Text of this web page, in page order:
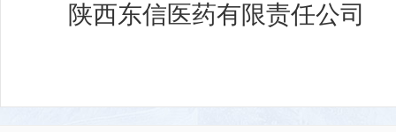
陕西东信医药有限责任公司